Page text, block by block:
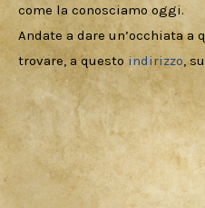
come la conosciamo oggi.
Andate a dare un’occhiata
trovare, a questo indirizzo,